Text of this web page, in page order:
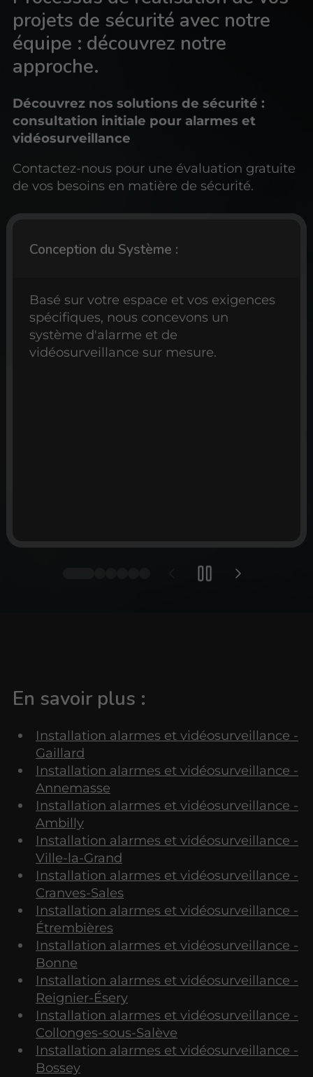
projets de sécurité avec notre
équipe : découvrez notre
approche.
Découvrez nos solutions de sécurité :
consultation initiale pour alarmes et
vidéosurveillance
Contactez-nous pour une évaluation gratuite
de vos besoins en matière de sécurité.
Conception du Système :
Basé sur votre espace et vos exigences
spécifiques, nous concevons un
système d'alarme et de
vidéosurveillance sur mesure.
En savoir plus :
Installation alarmes et vidéosurveillance -
Gaillard
Installation alarmes et vidéosurveillance -
Annemasse
Installation alarmes et vidéosurveillance -
Ambilly
Installation alarmes et vidéosurveillance -
Ville-la-Grand
Installation alarmes et vidéosurveillance -
Cranves-Sales
Installation alarmes et vidéosurveillance -
Étrembières
Installation alarmes et vidéosurveillance -
Bonne
Installation alarmes et vidéosurveillance -
Reignier-Ésery
Installation alarmes et vidéosurveillance -
Collonges-sous-Salève
Installation alarmes et vidéosurveillance -
Bossey